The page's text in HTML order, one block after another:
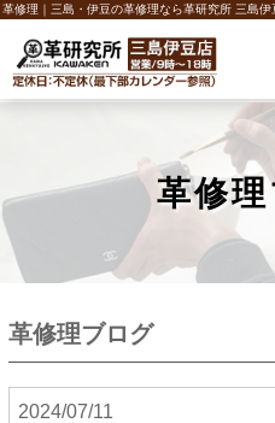
革修理｜三島・伊豆の革修理なら革研究所 三島伊
革修
革修理ブログ
2024/07/11